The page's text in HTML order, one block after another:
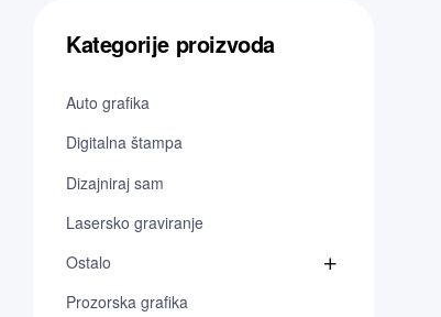
Kategorije proizvoda
Auto grafika
Digitalna štampa
Dizajniraj sam
Lasersko graviranje
Ostalo
Prozorska grafika